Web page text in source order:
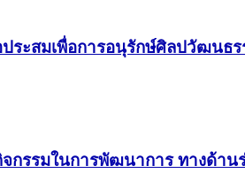
ระสมเพื่อการอนุรักษ์ศิลปวัฒนธ
กรรมในการพัฒนาการ ทางด้าน